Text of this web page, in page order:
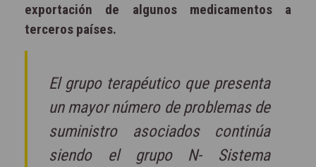
exportación de algunos medicamentos a
terceros países.
El grupo terapéutico que presenta
un mayor número de problemas de
suministro asociados continúa
siendo el grupo N- Sistema